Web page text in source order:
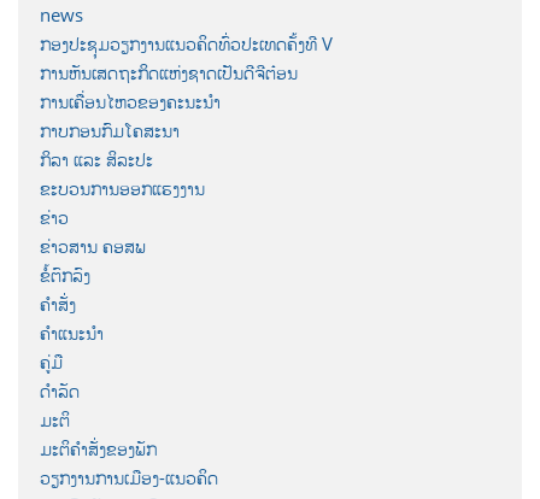
news
ກອງປະຊຸມວຽກງານແນວຄິດທົ່ວປະເທດຄັ້ງທີ V
ການຫັນເສດຖະກິດແຫ່ງຊາດເປັນດີຈີຕ໋ອນ
ການເຄື່ອນໄຫວຂອງຄະນະນຳ
ກາບກອນກົມໂຄສະນາ
ກິລາ ແລະ ສິລະປະ
ຂະບວນການອອກແຮງງານ
ຂ່າວ
ຂ່າວສານ ຄອສພ
ຂໍ້ຕົກລົງ
ຄຳສັ່ງ
ຄຳແນະນຳ
ຄູ່ມື
ດຳລັດ
ມະຕິ
ມະຕິຄຳສັ່ງຂອງພັກ
ວຽກງານການເມືອງ-ແນວຄິດ